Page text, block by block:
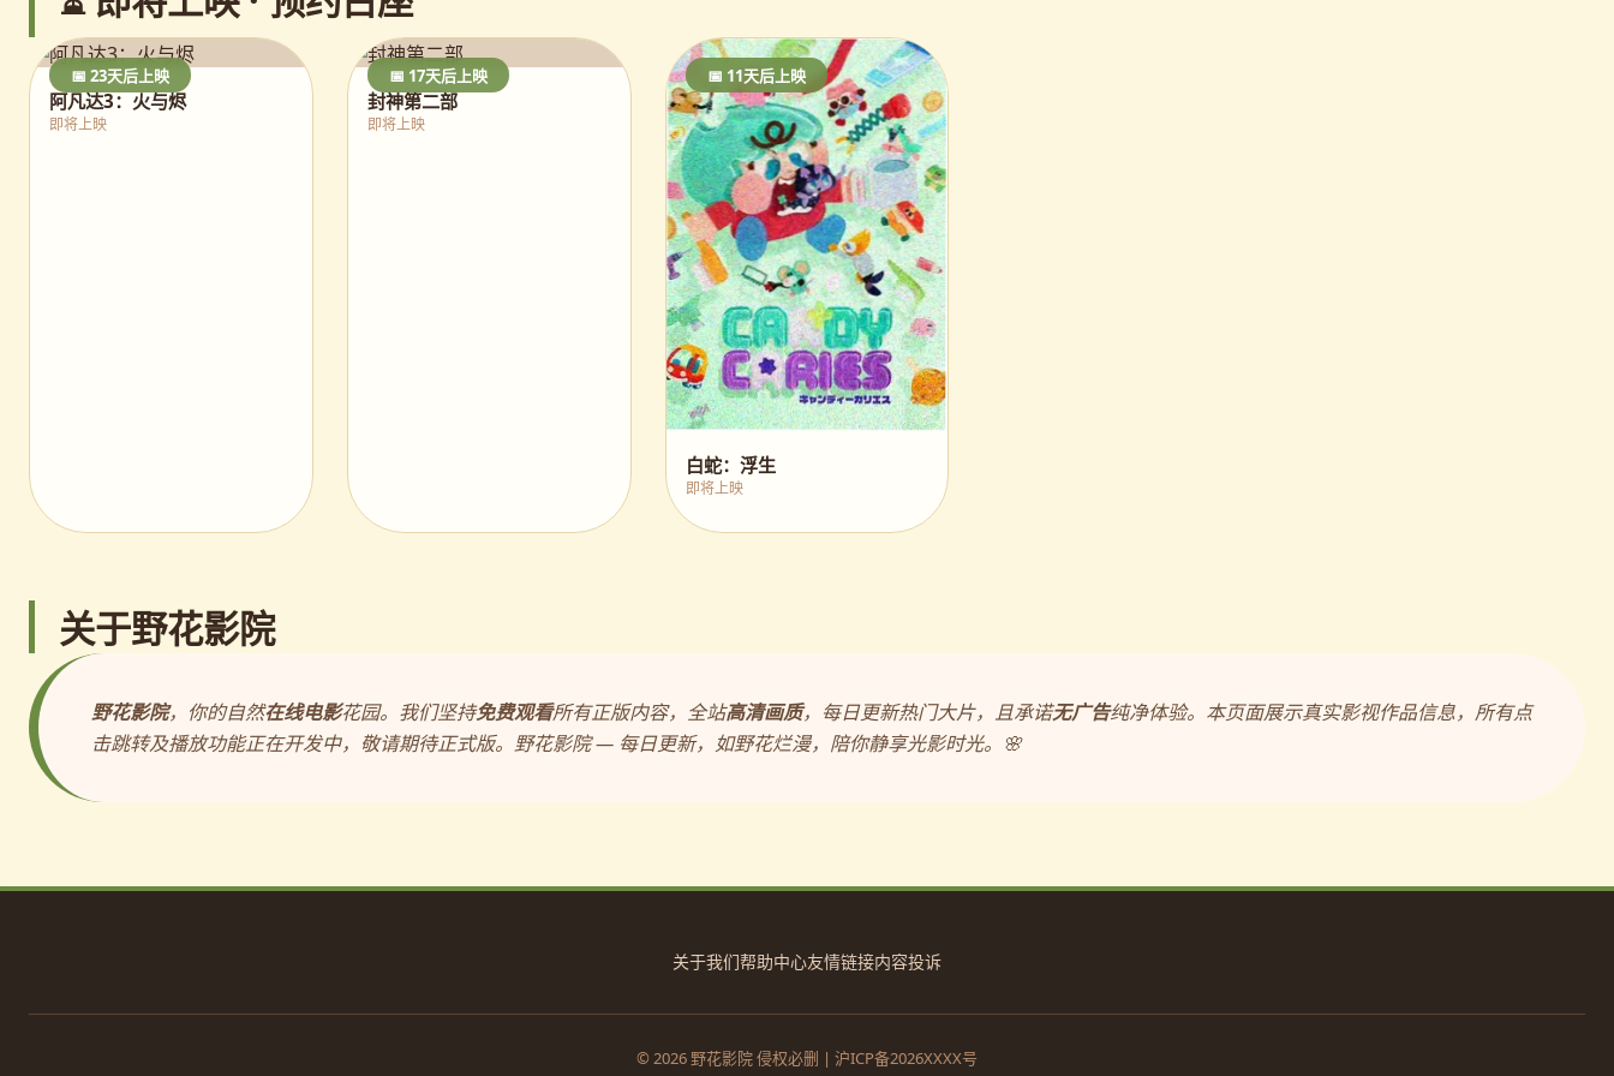
📅 23天后上映
阿凡达3：火与烬
即将上映
📅 17天后上映
封神第二部
即将上映
📅 11天后上映
白蛇：浮生
即将上映
关于野花影院
野花影院，你的自然在线电影花园。我们坚持免费观看所有正版内容，全站高清画质，每日更新热门大片，且承诺无广告纯净体验。本页面展示真实影视作品信息，所有点
击跳转及播放功能正在开发中，敬请期待正式版。野花影院 — 每日更新，如野花烂漫，陪你静享光影时光。🌸
关于我们帮助中心友情链接内容投诉
© 2026 野花影院 侵权必删 | 沪ICP备2026XXXX号